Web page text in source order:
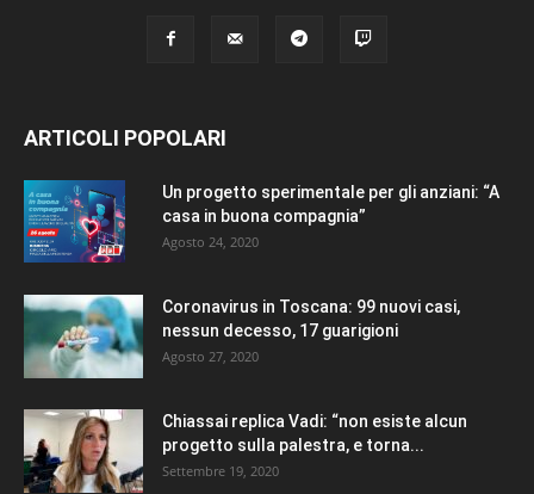
ARTICOLI POPOLARI
Un progetto sperimentale per gli anziani: “A
casa in buona compagnia”
Agosto 24, 2020
Coronavirus in Toscana: 99 nuovi casi,
nessun decesso, 17 guarigioni
Agosto 27, 2020
Chiassai replica Vadi: “non esiste alcun
progetto sulla palestra, e torna...
Settembre 19, 2020